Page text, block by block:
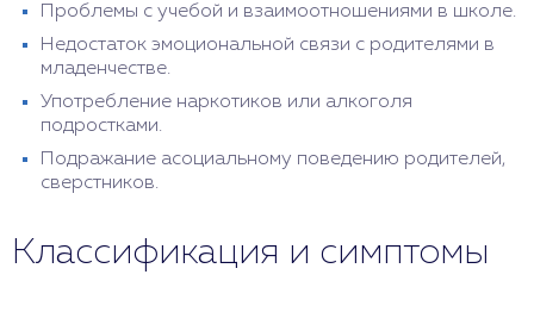
Проблемы с учебой и взаимоотношениями в школе.
Недостаток эмоциональной связи с родителями в
младенчестве.
Употребление наркотиков или алкоголя
подростками.
Подражание асоциальному поведению родителей,
сверстников.
Классификация и симптомы